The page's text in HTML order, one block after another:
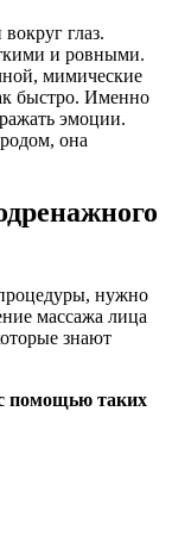
глаз.
и ровными.
мимические
быстро. Именно
эмоции.
она
нужно
массажа лица
знают
помощью таких